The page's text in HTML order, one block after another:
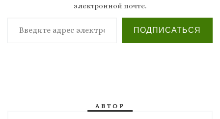
электронной почте.
Введите адрес электронной почты…
ПОДПИСАТЬСЯ
АВТОР